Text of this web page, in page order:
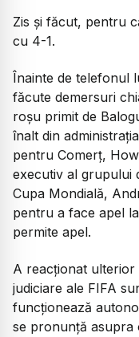
Zis și făcut, pentru
cu 4-1.
Înainte de telefonul
făcute demersuri
roșu primit de
înalt din
pentru Comerț,
executiv al grupului
Cupa Mondială,
pentru a face apel
permite apel.
A reacționat ulterior
judiciare ale FIFA
funcționează
se pronunță asupra